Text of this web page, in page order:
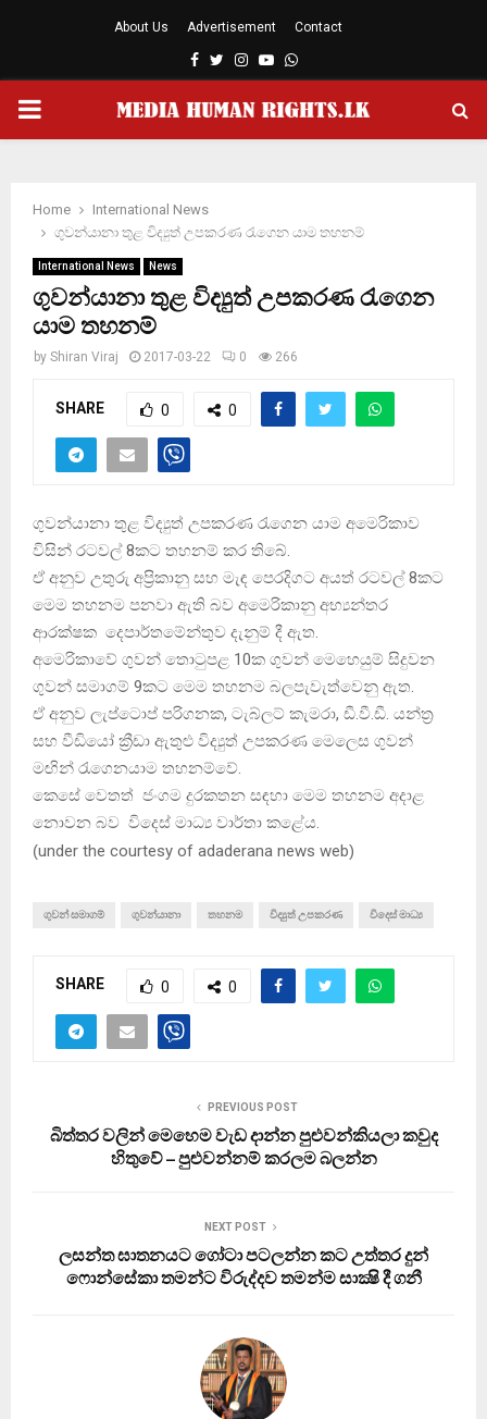
About Us Advertisement Contact
Facebook
TwitterInstagram
YoutubeWhatsapp
PRIMARY
Home
International News
ගුවන්යානා තුළ විද්‍යුත් උපකරණ රැගෙන යාම තහනම්
International News News
ගුවන්යානා තුළ විද්‍යුත් උපකරණ රැගෙන
යාම තහනම්
by Shiran Viraj 2017-03-22 0 266
SHARE 0 0
ගුවන්යානා තුළ විද්‍යුත් උපකරණ රැගෙන යාම අමෙරිකාව
විසින් රටවල් 8කට තහනම් කර තිබේ.
ඒ අනුව උතුරු අප්‍රිකානු සහ මැඳ පෙරදිගට අයත් රටවල් 8කට
මෙම තහනම පනවා ඇති බව අමෙරිකානු අභ්‍යන්තර
ආරක්ෂක දෙපාර්තමේන්තුව දැනුම් දී ඇත.
අමෙරිකාවේ ගුවන් තොටුපළ 10ක ගුවන් මෙහෙයුම් සිදුවන
ගුවන් සමාගම් 9කට මෙම තහනම බලපැවැත්වෙනු ඇත.
ඒ අනුව ලැප්ටොප් පරිගනක, ටැබ්ලට් කැමරා, ඩී.වී.ඩී. යන්ත්‍ර
සහ වීඩියෝ ක්‍රීඩා ඇතුළු විද්‍යුත් උපකරණ මෙලෙස ගුවන්
මඟින් රැගෙනයාම තහනම්වේ.
කෙසේ වෙතත් ජංගම දුරකතන සඳහා මෙම තහනම අදාළ
නොවන බව විදෙස් මාධ්‍ය වාර්තා කළේය.
(under the courtesy of adaderana news web)
ගුවන් සමාගම් ගුවන්යානා තහනම විද්‍යුත් උපකරණ විදෙස් මාධ්‍ය
SHARE 0 0
PREVIOUS POST
බිත්තර වලින් මෙහෙම වැඩ දාන්න පුළුවන්කියලා කවුද
හිතුවේ – පුළුවන්නම් කරලම බලන්න
NEXT POST
ලසන්ත ඝාතනයට ගෝටා පටලන්න කට උත්තර දුන්
ෆොන්සේකා තමන්ට විරුද්දව තමන්ම සාක්‍ෂි දී ගනී